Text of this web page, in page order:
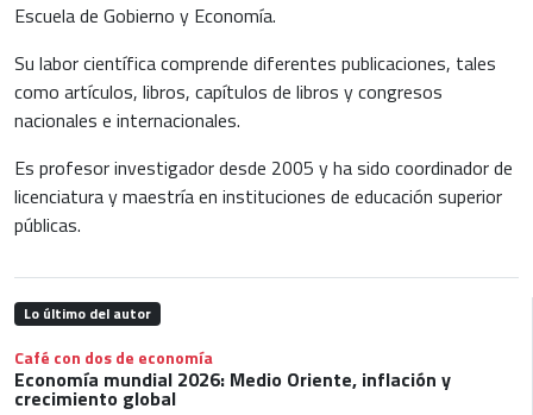
Escuela de Gobierno y Economía.
Su labor científica comprende diferentes publicaciones, tales
como artículos, libros, capítulos de libros y congresos
nacionales e internacionales.
Es profesor investigador desde 2005 y ha sido coordinador de
licenciatura y maestría en instituciones de educación superior
públicas.
Lo último del autor
Café con dos de economía
Economía mundial 2026: Medio Oriente, inflación y
crecimiento global